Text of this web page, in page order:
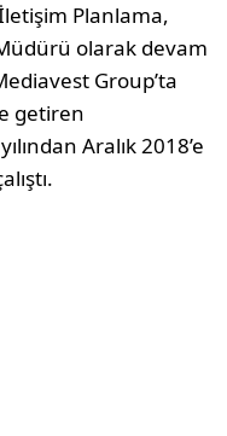
Planlama,
olarak devam
Group’ta
getiren
Aralık 2018’e